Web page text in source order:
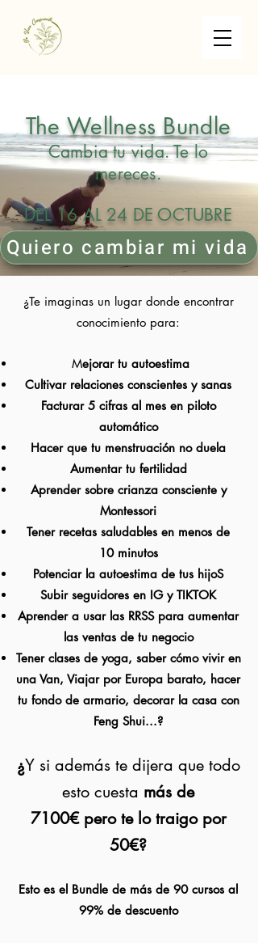
The Wellness Bundle
Cambia tu vida.Te lo
mereces.
DEL 16 AL 24 DE OCTUBRE
Quiero cambiar mi vida
¿Te imaginas un lugar donde encontrar
conocimiento para:
Mejorar tu autoestima
Cultivar relaciones conscientes y sanas
Facturar 5 cifras al mes en piloto
automático
Hacer que tu menstruación no duela
Aumentar tu fertilidad
Aprender sobre crianza consciente y
Montessori
Tener recetas saludables en menos de
10 minutos
Potenciarla autoestima de tus hijoS
Subir seguidores en IG y TIKTOK
Aprender a usar las RRSS para aumentar
las ventas de tu negocio
Tener clases de yoga, saber cómo vivir en
una Van, Viajar por Europa barato, hacer
tu fondo de armario, decorar la casa con
Feng Shui...?
¿Y si además te dijera que todo
esto cuesta más de
7100€ perote lo traigo por
50€?
Esto es el Bundle de más de 90 cursos al
99% de descuento